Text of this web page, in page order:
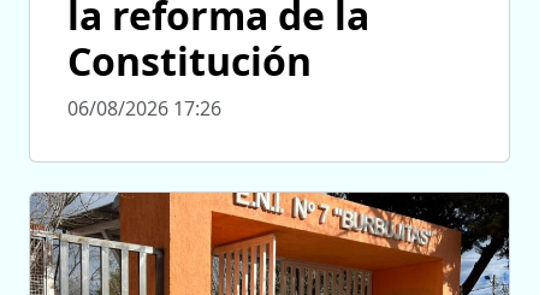
la reforma de la
Constitución
06/08/2026 17:26